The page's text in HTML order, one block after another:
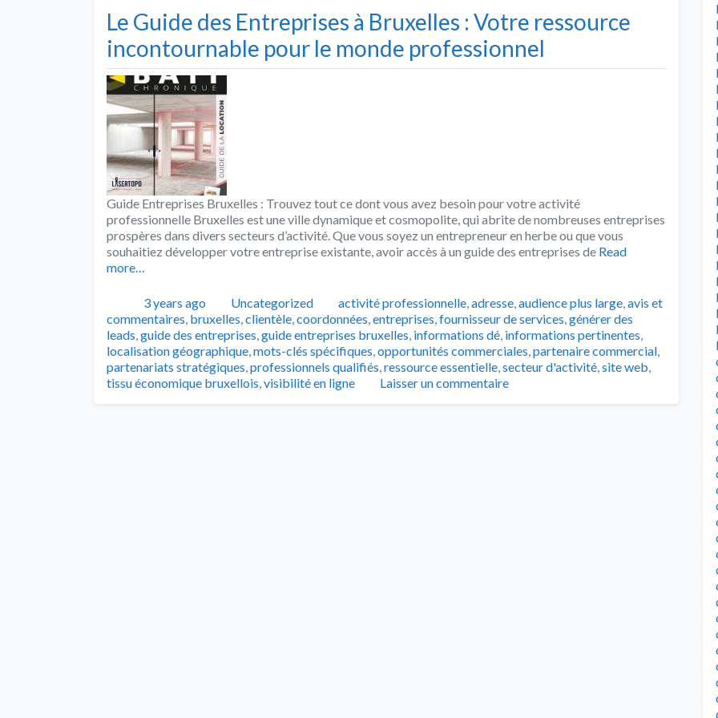
Le Guide des Entreprises à Bruxelles : Votre ressource
incontournable pour le monde professionnel
Guide Entreprises Bruxelles : Trouvez tout ce dont vous avez besoin pour votre activité
professionnelle Bruxelles est une ville dynamique et cosmopolite, qui abrite de nombreuses entreprises
prospères dans divers secteurs d’activité. Que vous soyez un entrepreneur en herbe ou que vous
souhaitiez développer votre entreprise existante, avoir accès à un guide des entreprises de Read
more…
Publié3 years ago Catégories
Uncategorized Tags
activité professionnelle,adresse,audience plus large,avis et
commentaires, bruxelles,clientèle,coordonnées,entreprises,fournisseur de services,générer des
leads,guide des entreprises,guide entreprises bruxelles, informations dé, informations pertinentes,
localisation géographique,mots-clés spécifiques,opportunités commerciales,partenaire commercial,
partenariats stratégiques,professionnels qualifiés,ressource essentielle,secteur d'activité,site web,
tissu économique bruxellois,visibilité en ligne Laisser un commentaire